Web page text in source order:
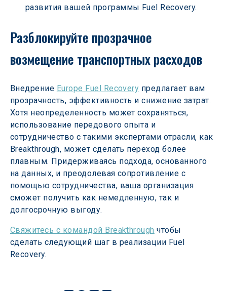
развития вашей программы Fuel Recovery.
Разблокируйте прозрачное
возмещение транспортных расходов
Внедрение Europe Fuel Recovery предлагает вам
прозрачность, эффективность и снижение затрат.
Хотя неопределенность может сохраняться,
использование передового опыта и
сотрудничество с такими экспертами отрасли, как
Breakthrough, может сделать переход более
плавным. Придерживаясь подхода, основанного
на данных, и преодолевая сопротивление с
помощью сотрудничества, ваша организация
сможет получить как немедленную, так и
долгосрочную выгоду.
Свяжитесь с командой Breakthrough чтобы
сделать следующий шаг в реализации Fuel
Recovery.